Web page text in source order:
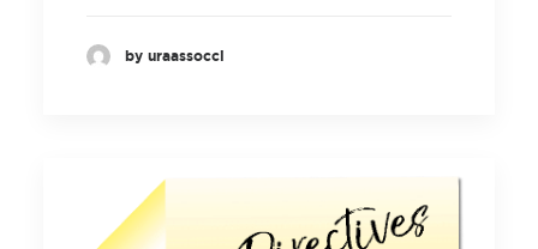
by uraassocci